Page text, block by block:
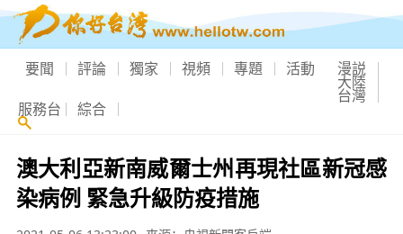
要聞 評論 獨家 視頻 專題 活動 漫説
大陸
台灣
服務台 綜合
澳大利亞新南威爾士州再現社區新冠感
染病例 緊急升級防疫措施